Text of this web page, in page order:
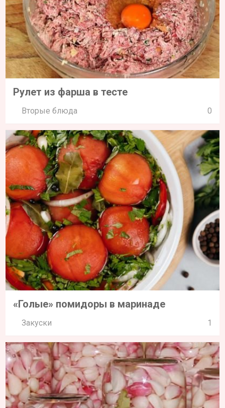
Рулет из фарша в тесте
Вторые блюда 0
«Голые» помидоры в маринаде
Закуски 1